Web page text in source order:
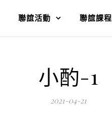
聯誼活動 聯誼課程
小酌-1
2021-04-21